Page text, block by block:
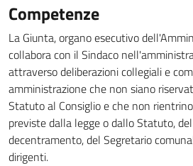
Competenze
La Giunta, organo esecutivo
collabora con il Sindaco
attraverso deliberazioni collegiali e
amministrazione che non siano
Statuto al Consiglio e che non
previste dalla legge o dallo Statuto,
decentramento, del Segretario
dirigenti.